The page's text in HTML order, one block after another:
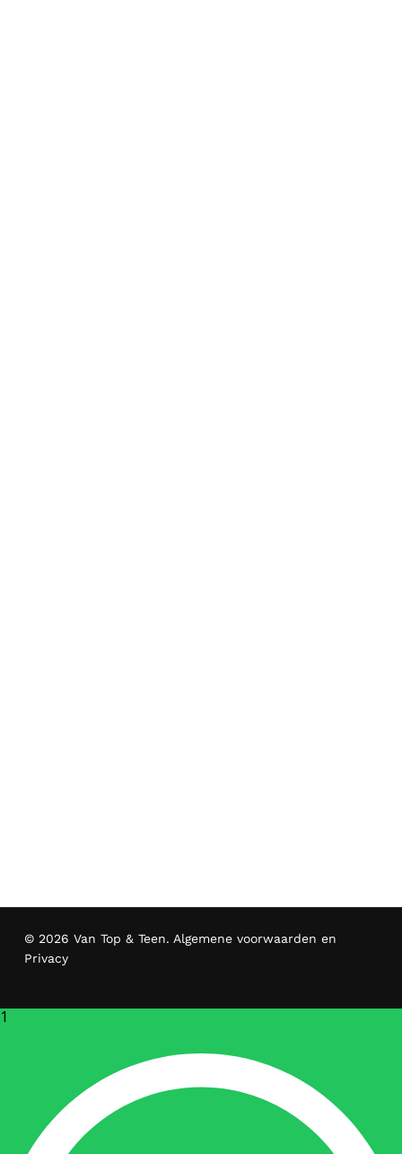
© 2026 Van Top & Teen. Algemene voorwaarden en
Privacy
1